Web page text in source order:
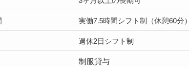
実働7.5時間シフト制（休憩60分）
週休2日シフト制
制服貸与